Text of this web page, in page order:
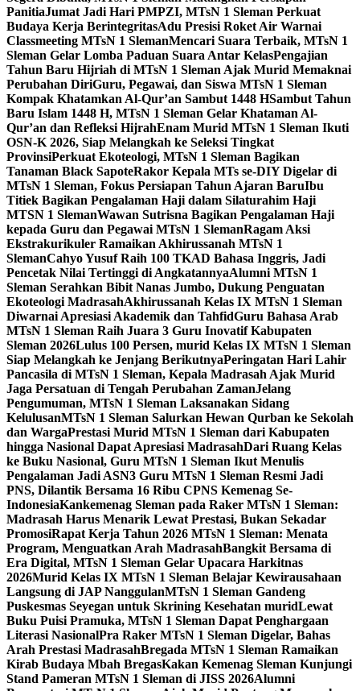
PanitiaJumat Jadi Hari PMPZI, MTsN 1 Sleman Perkuat
Budaya Kerja BerintegritasAdu Presisi Roket Air Warnai
Classmeeting MTsN 1 SlemanMencari Suara Terbaik, MTsN 1
Sleman Gelar Lomba Paduan Suara Antar KelasPengajian
Tahun Baru Hijriah di MTsN 1 Sleman Ajak Murid Memaknai
Perubahan DiriGuru, Pegawai, dan Siswa MTsN 1 Sleman
Kompak Khatamkan Al-Qur’an Sambut 1448 HSambut Tahun
Baru Islam 1448 H, MTsN 1 Sleman Gelar Khataman Al-
Qur’an dan Refleksi HijrahEnam Murid MTsN 1 Sleman Ikuti
OSN-K 2026, Siap Melangkah ke Seleksi Tingkat
ProvinsiPerkuat Ekoteologi, MTsN 1 Sleman Bagikan
Tanaman Black SapoteRakor Kepala MTs se-DIY Digelar di
MTsN 1 Sleman, Fokus Persiapan Tahun Ajaran BaruIbu
Titiek Bagikan Pengalaman Haji dalam Silaturahim Haji
MTSN 1 SlemanWawan Sutrisna Bagikan Pengalaman Haji
kepada Guru dan Pegawai MTsN 1 SlemanRagam Aksi
Ekstrakurikuler Ramaikan Akhirussanah MTsN 1
SlemanCahyo Yusuf Raih 100 TKAD Bahasa Inggris, Jadi
Pencetak Nilai Tertinggi di AngkatannyaAlumni MTsN 1
Sleman Serahkan Bibit Nanas Jumbo, Dukung Penguatan
Ekoteologi MadrasahAkhirussanah Kelas IX MTsN 1 Sleman
Diwarnai Apresiasi Akademik dan TahfidGuru Bahasa Arab
MTsN 1 Sleman Raih Juara 3 Guru Inovatif Kabupaten
Sleman 2026Lulus 100 Persen, murid Kelas IX MTsN 1 Sleman
Siap Melangkah ke Jenjang BerikutnyaPeringatan Hari Lahir
Pancasila di MTsN 1 Sleman, Kepala Madrasah Ajak Murid
Jaga Persatuan di Tengah Perubahan ZamanJelang
Pengumuman, MTsN 1 Sleman Laksanakan Sidang
KelulusanMTsN 1 Sleman Salurkan Hewan Qurban ke Sekolah
dan WargaPrestasi Murid MTsN 1 Sleman dari Kabupaten
hingga Nasional Dapat Apresiasi MadrasahDari Ruang Kelas
ke Buku Nasional, Guru MTsN 1 Sleman Ikut Menulis
Pengalaman Jadi ASN3 Guru MTsN 1 Sleman Resmi Jadi
PNS, Dilantik Bersama 16 Ribu CPNS Kemenag Se-
IndonesiaKankemenag Sleman pada Raker MTsN 1 Sleman:
Madrasah Harus Menarik Lewat Prestasi, Bukan Sekadar
PromosiRapat Kerja Tahun 2026 MTsN 1 Sleman: Menata
Program, Menguatkan Arah MadrasahBangkit Bersama di
Era Digital, MTsN 1 Sleman Gelar Upacara Harkitnas
2026Murid Kelas IX MTsN 1 Sleman Belajar Kewirausahaan
Langsung di JAP NanggulanMTsN 1 Sleman Gandeng
Puskesmas Seyegan untuk Skrining Kesehatan muridLewat
Buku Puisi Pramuka, MTsN 1 Sleman Dapat Penghargaan
Literasi NasionalPra Raker MTsN 1 Sleman Digelar, Bahas
Arah Prestasi MadrasahBregada MTsN 1 Sleman Ramaikan
Kirab Budaya Mbah BregasKakan Kemenag Sleman Kunjungi
Stand Pameran MTsN 1 Sleman di JISS 2026Alumni